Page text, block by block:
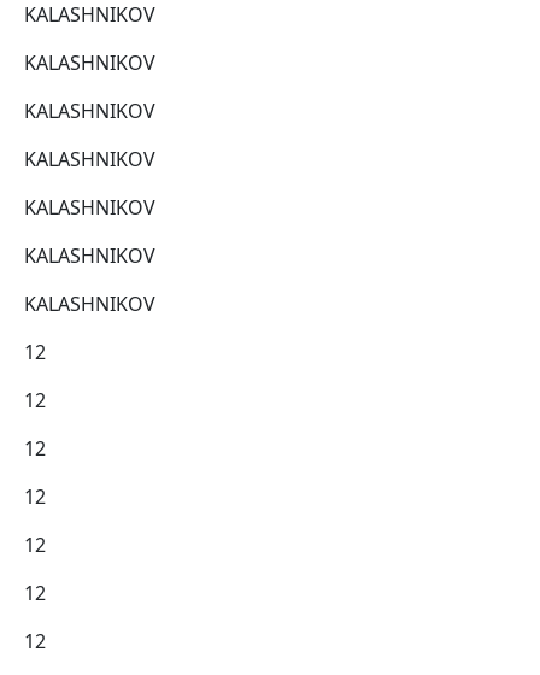
KALASHNIKOV
KALASHNIKOV
KALASHNIKOV
KALASHNIKOV
KALASHNIKOV
KALASHNIKOV
KALASHNIKOV
12
12
12
12
12
12
12